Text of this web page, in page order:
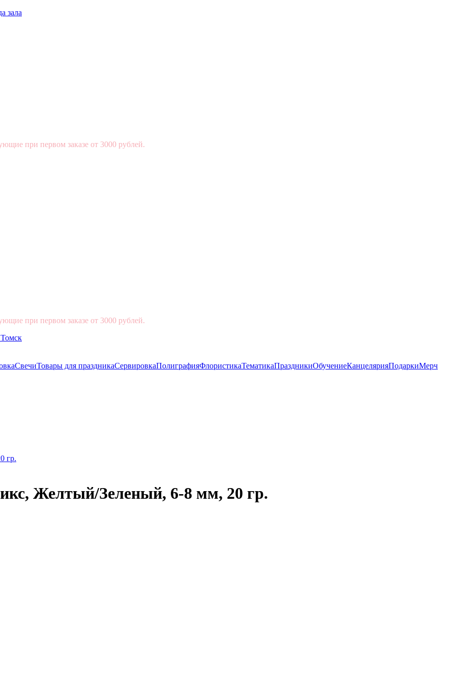
зала
при первом заказе от 3000 рублей.
при первом заказе от 3000 рублей.
СвечиТовары для праздникаСервировкаПолиграфияФлористикаТематикаПраздникиОбучениеКанцелярияПодаркиМерч
Желтый/Зеленый, 6-8 мм, 20 гр.